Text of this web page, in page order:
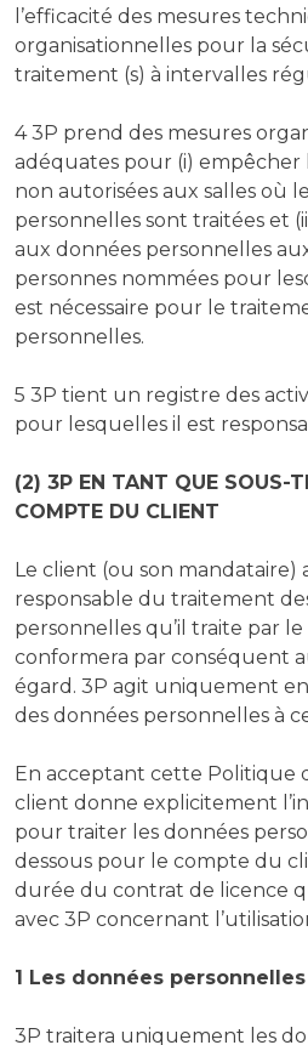
l’efficacité des mesures
organisationnelles pour la
traitement (s) à intervalles
4 3P prend des mesures
adéquates pour (i) empêcher
non autorisées aux salles où
personnelles sont traitées et
aux données personnelles
personnes nommées pour
est nécessaire pour le
personnelles.
5 3P tient un registre des
pour lesquelles il est
(2) 3P EN TANT QUE SOUS-
COMPTE DU CLIENT
Le client (ou son mandataire)
responsable du traitement
personnelles qu’il traite par
conformera par conséquent
égard. 3P agit uniquement
des données personnelles à
En acceptant cette Politique
client donne explicitement
pour traiter les données
dessous pour le compte du
durée du contrat de licence
avec 3P concernant
1 Les données personnelles
3P traitera uniquement les